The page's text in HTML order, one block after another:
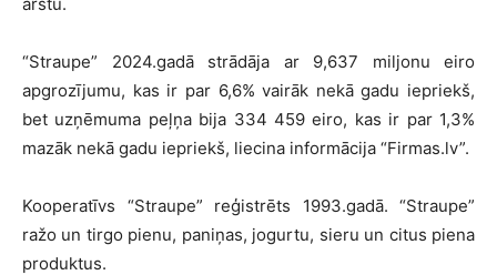
“Straupe” 2024.gadā strādāja ar 9,637 miljonu eiro
apgrozījumu, kas ir par 6,6% vairāk nekā gadu iepriekš,
bet uzņēmuma peļņa bija 334 459 eiro, kas ir par 1,3%
mazāk nekā gadu iepriekš, liecina informācija “Firmas.lv”.
Kooperatīvs “Straupe” reģistrēts 1993.gadā. “Straupe”
ražo un tirgo pienu, paniņas, jogurtu, sieru un citus piena
produktus.